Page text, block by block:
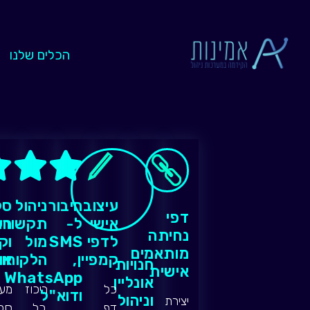
הכלים שלנו
דפי
נחיתה
מותאמים
אישית
יצירת
חנויות
אונליין
וניהול
עיצוב
אישי
לדפי
קמפיין
כל
חיבור
ל-
SMS
,
WhatsApp
ודוא"ל
ניהול
מול
ריכוז